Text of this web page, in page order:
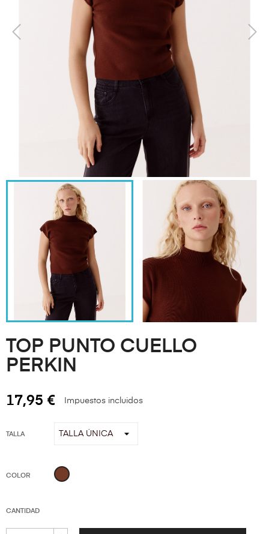
TOP PUNTO CUELLO
PERKIN
17,95 € Impuestos incluidos
TALLA
COLOR Marrón
CANTIDAD